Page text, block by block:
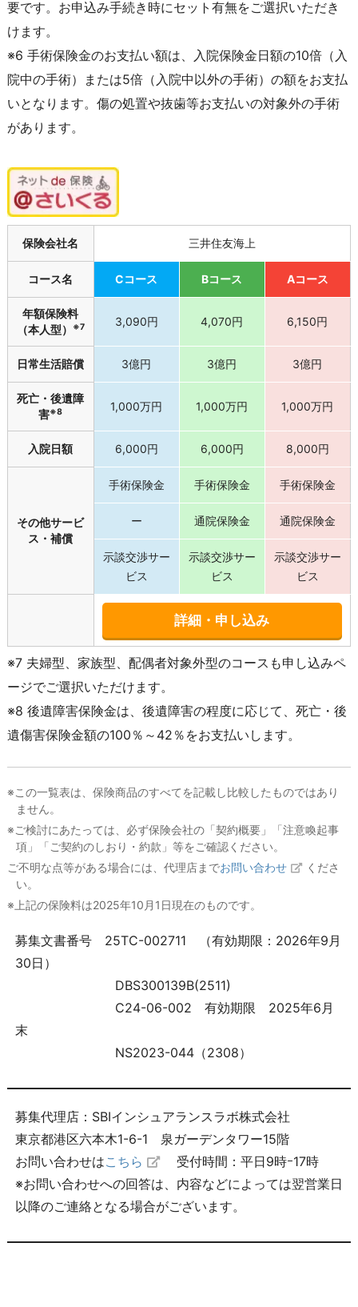
要です。お申込み手続き時にセット有無をご選択いただき
けます。
※6 手術保険金のお支払い額は、入院保険金日額の10倍（入
院中の手術）または5倍（入院中以外の手術）の額をお支払
いとなります。傷の処置や抜歯等お支払いの対象外の手術
があります。
保険会社名 三井住友海上
コース名 Cコース Bコース Aコース
年額保険料
（本人型）
※7 3,090円 4,070円 6,150円
日常生活賠償 3億円 3億円 3億円
死亡・後遺障
害※8 1,000万円 1,000万円 1,000万円
入院日額 6,000円 6,000円 8,000円
その他サービ
ス・補償
手術保険金 手術保険金 手術保険金
ー 通院保険金 通院保険金
示談交渉サー
ビス
示談交渉サー
ビス
示談交渉サー
ビス
詳細・申し込み
※7 夫婦型、家族型、配偶者対象外型のコースも申し込みペ
ージでご選択いただけます。
※8 後遺障害保険金は、後遺障害の程度に応じて、死亡・後
遺傷害保険金額の100％～42％をお支払いします。
※この一覧表は、保険商品のすべてを記載し比較したものではあり
ません。
※ご検討にあたっては、必ず保険会社の「契約概要」「注意喚起事
項」「ご契約のしおり・約款」等をご確認ください。
ご不明な点等がある場合には、代理店までお問い合わせ
くださ
い。
※上記の保険料は2025年10月1日現在のものです。
募集文書番号 25TC-002711 （有効期限：2026年9月
30日）
DBS300139B(2511)
C24-06-002 有効期限 2025年6月
末
NS2023-044（2308）
募集代理店：SBIインシュアランスラボ株式会社
東京都港区六本木1-6-1 泉ガーデンタワー15階
お問い合わせはこちら
受付時間：平日9時ｰ17時
※お問い合わせへの回答は、内容などによっては翌営業日
以降のご連絡となる場合がございます。